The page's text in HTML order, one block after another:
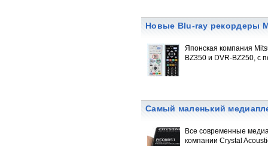
Новые Blu-ray рекордеры
Японская компания
BZ350 и DVR-BZ250, с
Самый маленький
Все современные
компании Crystal